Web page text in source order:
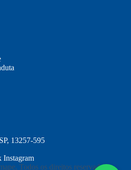
13257-595
Instagram
Todos os direitos reservados.